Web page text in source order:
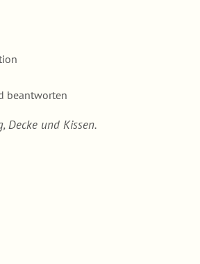
beantworten
Decke und Kissen.